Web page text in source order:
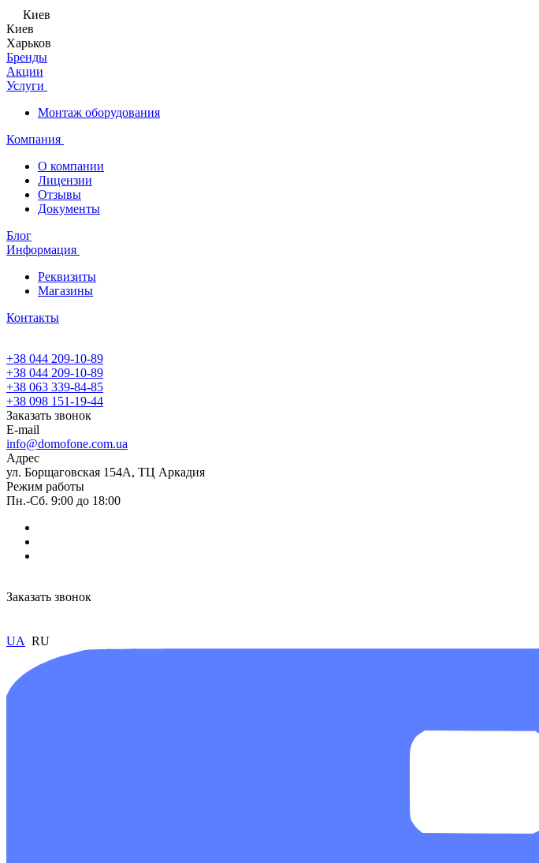
Киев
Киев
Харьков
Бренды
Акции
Услуги
Монтаж оборудования
Компания
О компании
Лицензии
Отзывы
Документы
Блог
Информация
Реквизиты
Магазины
Контакты
+38 044 209-10-89
+38 044 209-10-89
+38 063 339-84-85
+38 098 151-19-44
Заказать звонок
E-mail
info@domofone.com.ua
Адрес
ул. Борщаговская 154А, ТЦ Аркадия
Режим работы
Пн.-Сб. 9:00 до 18:00
Заказать звонок
UA RU